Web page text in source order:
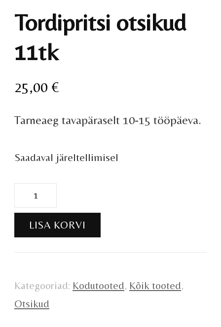
Tordipritsi otsikud
11tk
25,00 €
Tarneaeg tavapäraselt 10-15 tööpäeva.
Saadaval järeltellimisel
Tordipritsi
otsikud
11tk
kogus
LISA KORVI
Kategooriad: Kodutooted, Kõik tooted,
Otsikud